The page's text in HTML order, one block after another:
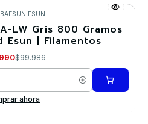
ESUN
LW Gris 800 Gramos
Esun | Filamentos
$99.986
ahora